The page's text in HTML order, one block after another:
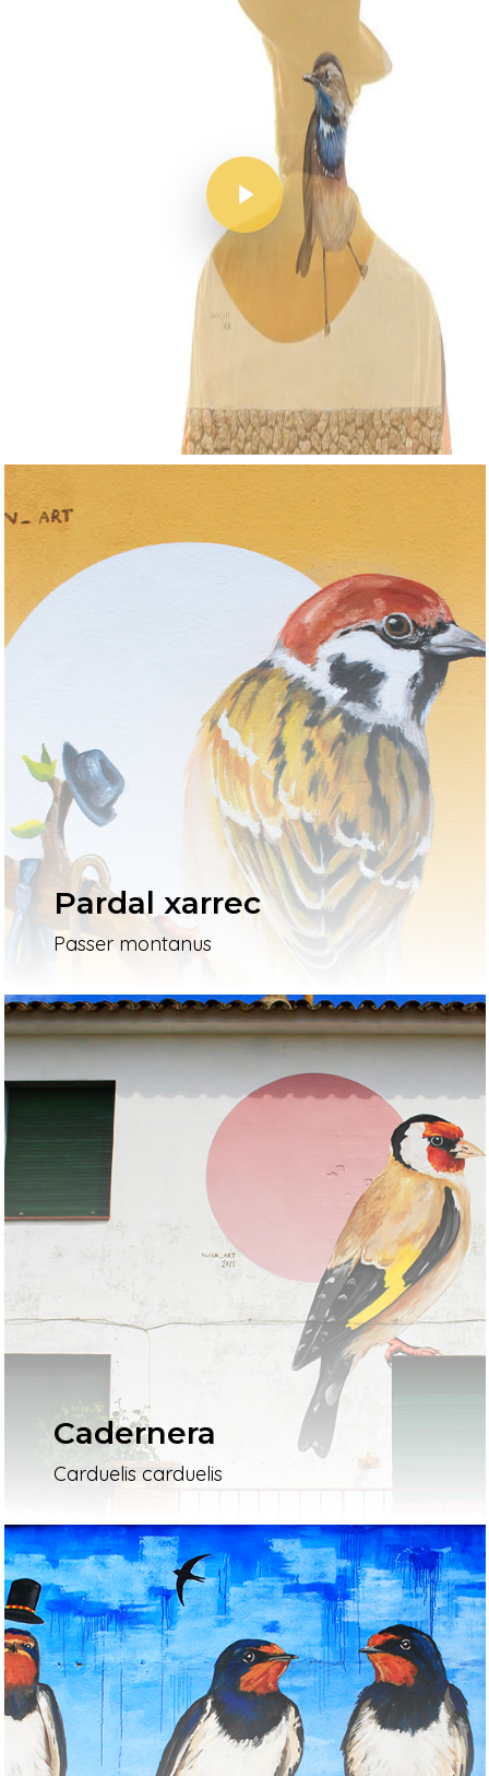
Pardal xarrec
Passer montanus
Cadernera
Carduelis carduelis
Inici
Mapa
Murals
El Projecte